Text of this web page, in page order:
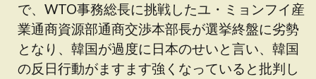
で、WTO事務総長に挑戦したユ・ミョンフイ産
業通商資源部通商交渉本部長が選挙終盤に劣勢
となり、韓国が過度に日本のせいと言い、韓国
の反日行動がますます強くなっていると批判し